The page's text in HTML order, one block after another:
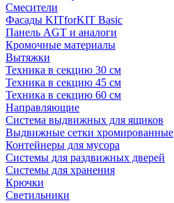
Смесители
Фасады KITforKIT Basic
Панель AGT и аналоги
Кромочные материалы
Вытяжки
Техника в секцию 30 см
Техника в секцию 45 см
Техника в секцию 60 см
Направляющие
Система выдвижных для ящиков
Выдвижные сетки хромированные
Контейнеры для мусора
Системы для раздвижных дверей
Системы для хранения
Крючки
Светильники